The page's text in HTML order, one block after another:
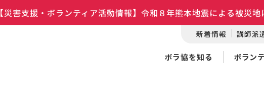
【災害支援・ボランティア活動情報】令和８年熊本地震による被災
新着情報 講師派
ボラ協を知る ボラン